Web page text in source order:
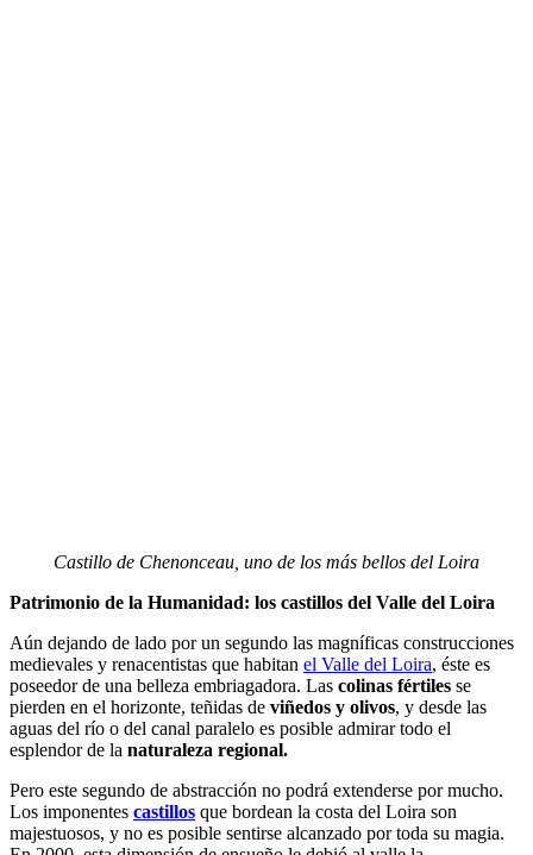
Castillo de Chenonceau, uno de los más bellos del Loira
Patrimonio de la Humanidad: los castillos del Valle del Loira
Aún dejando de lado por un segundo las magníficas construcciones
medievales y renacentistas que habitan el Valle del Loira, éste es
poseedor de una belleza embriagadora. Las colinas fértiles se
pierden en el horizonte, teñidas de viñedos y olivos, y desde las
aguas del río o del canal paralelo es posible admirar todo el
esplendor de la naturaleza regional.
Pero este segundo de abstracción no podrá extenderse por mucho.
Los imponentes castillos que bordean la costa del Loira son
majestuosos, y no es posible sentirse alcanzado por toda su magia.